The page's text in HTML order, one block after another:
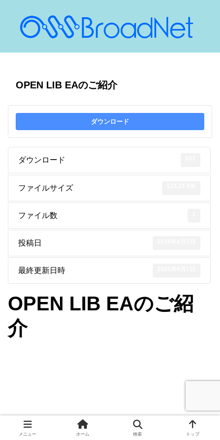
OPEN LIB EAのご紹介
ダウンロード
ダウンロード
ファイルサイズ
ファイル数
投稿日
最終更新日時
OPEN LIB EAのご紹
介
All Rights Reserved, Copyright© OSS BroadNet 2022-2025
メニュー ホーム 検索 トップ